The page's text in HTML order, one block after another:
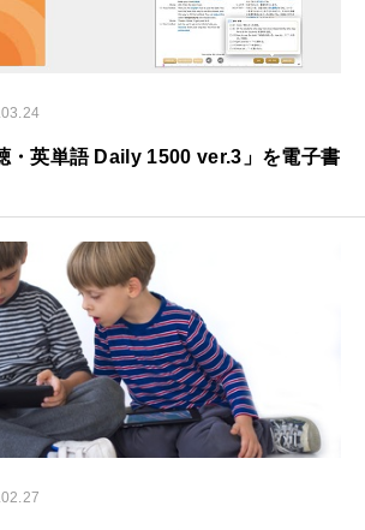
・英単語 Daily 1500 ver.3」を電子書